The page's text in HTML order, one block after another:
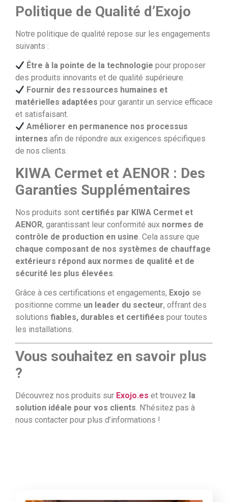
Politique de Qualité d’Exojo
Notre politique de qualité repose sur les engagements
suivants :
Être à la pointe de la technologie pour proposer
des produits innovants et de qualité supérieure.
Fournir des ressources humaines et
matérielles adaptées pour garantir un service efficace
et satisfaisant.
Améliorer en permanence nos processus
internes afin de répondre aux exigences spécifiques
de nos clients.
KIWA Cermet et AENOR : Des
Garanties Supplémentaires
Nos produits sont certifiés par KIWA Cermet et
AENOR, garantissant leur conformité aux normes de
contrôle de production en usine . Cela assure que
chaque composant de nos systèmes de chauffage
extérieurs répond aux normes de qualité et de
sécurité les plus élevées
Grâce à ces certifications et engagements, Exojo se
positionne comme un leader du secteur, offrant des
solutions fiables, durables et certifiées pour toutes
les installations.
Vous souhaitez en savoir plus
?
Découvrez nos produits sur Exojo.es et trouvez la
solution idéale pour vos clients. N’hésitez pas à
nous contacter pour plus d’informations !